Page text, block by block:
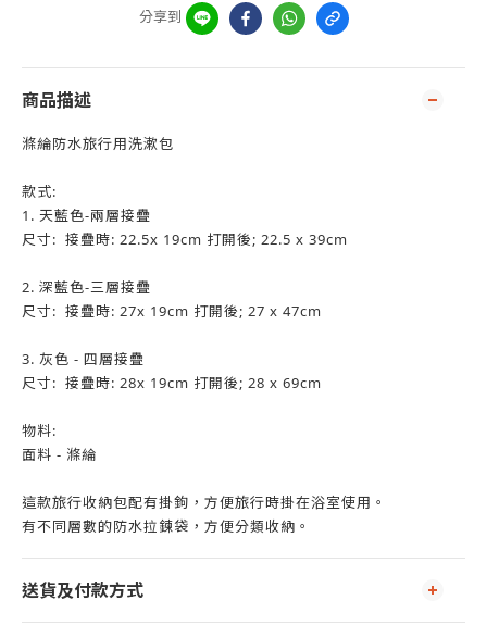
分享到
商品描述
滌綸防水旅行用洗漱包
款式:
1. 天藍色-兩層接疊
尺寸: 接疊時: 22.5x 19cm 打開後; 22.5 x 39cm
2. 深藍色-三層接疊
尺寸: 接疊時: 27x 19cm 打開後; 27 x 47cm
3. 灰色 - 四層接疊
尺寸: 接疊時: 28x 19cm 打開後; 28 x 69cm
物料:
面料 - 滌綸
這款旅行收納包配有掛鉤，方便旅行時掛在浴室使用。
有不同層數的防水拉鍊袋，方便分類收納。
送貨及付款方式